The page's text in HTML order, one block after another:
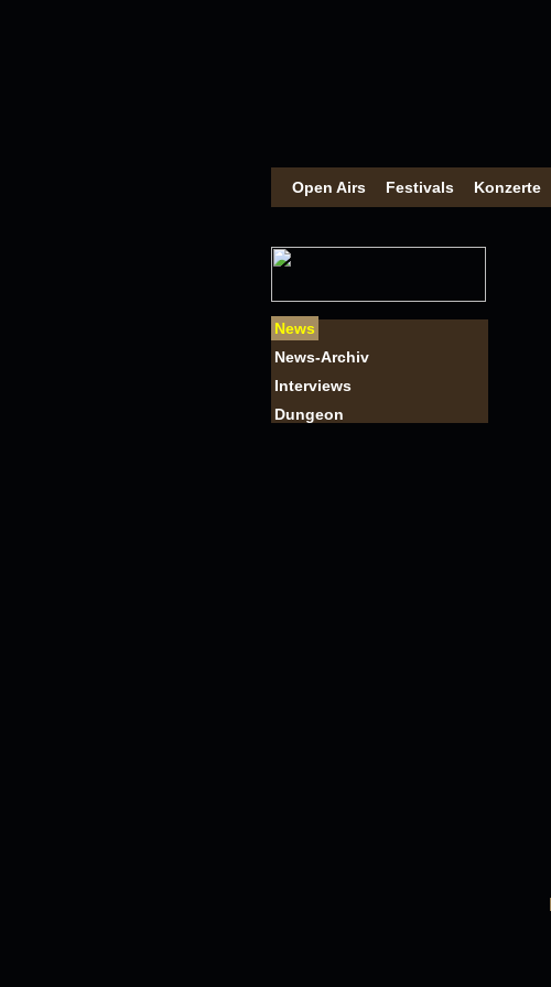
Open Airs Festivals Konzerte
News
News-Archiv
Interviews
Dungeon